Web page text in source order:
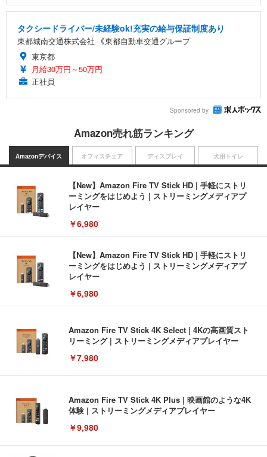
タクシードライバー/未経験ok!充実の給与保証制度あり
東都城南交通株式会社 ｟東都自動車交通グループ
東京都
月給30万円～50万円
正社員
Sponsored by
Amazon売れ筋ランキング
Amazonデバイス
【New】Amazon Fire TV Stick HD | 手軽にストリ
ーミングをはじめよう | ストリーミングメディアプ
レイヤー
￥6,980
【New】Amazon Fire TV Stick HD | 手軽にストリ
ーミングをはじめよう | ストリーミングメディアプ
レイヤー
￥6,980
Amazon Fire TV Stick 4K Select | 4Kの高画質スト
リーミング | ストリーミングメディアプレイヤー
￥7,980
Amazon Fire TV Stick 4K Plus | 映画館のような4K
体験 | ストリーミングメディアプレイヤー
￥9,980
オフィスチェア ディスプレイ 犬用トイレ